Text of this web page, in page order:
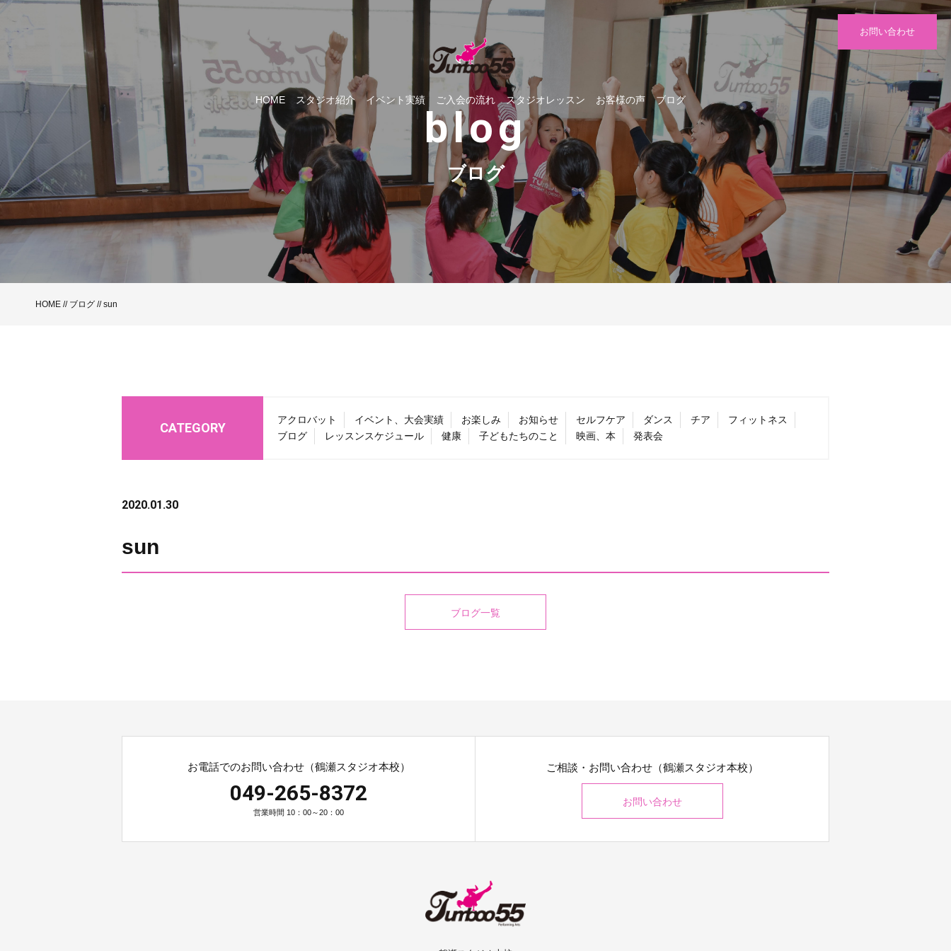
HOME スタジオ紹介 イベント実績 ご入会の流れ スタジオレッスン お客様の声 ブログ
お問い合わせ
blog
ブログ
HOME // ブログ // sun
CATEGORY
アクロバット イベント、大会実績 お楽しみ お知らせ セルフケア ダンス チア
フィットネス
ブログ
レッスンスケジュール 健康 子どもたちのこと 映画、本 発表会
2020.01.30
sun
ブログ一覧
お電話でのお問い合わせ（鶴瀬スタジオ本校）
049-265-8372
営業時間 10：00～20：00
ご相談・お問い合わせ（鶴瀬スタジオ本校）
お問い合わせ